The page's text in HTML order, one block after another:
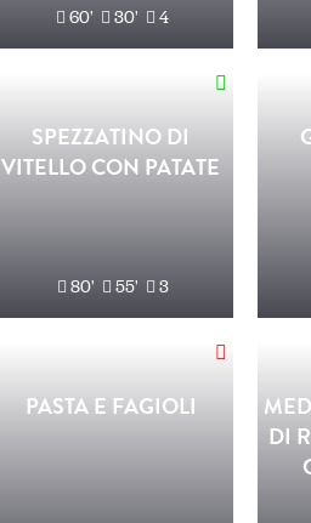
60' 30' 4
SPEZZATINO DI
VITELLO CON PATATE
80' 55' 3
PASTA E FAGIOLI
DI